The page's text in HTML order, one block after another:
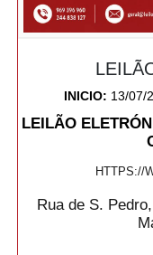
INICIO: 13/07/
LEILÃO
HTTPS://
Rua de S.